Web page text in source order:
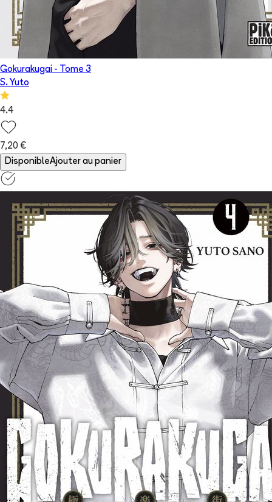
Gokurakugai - Tome 3
S. Yuto
4.4
7,20 €
DisponibleAjouter au panier